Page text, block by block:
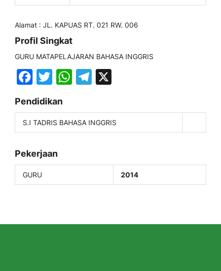
Alamat : JL. KAPUAS RT. 021 RW. 006
Profil Singkat
GURU MATAPELAJARAN BAHASA INGGRIS
Facebook
Twitter
WhatsApp
Telegram
Pendidikan
S.I TADRIS BAHASA INGGRIS
Pekerjaan
GURU 2014